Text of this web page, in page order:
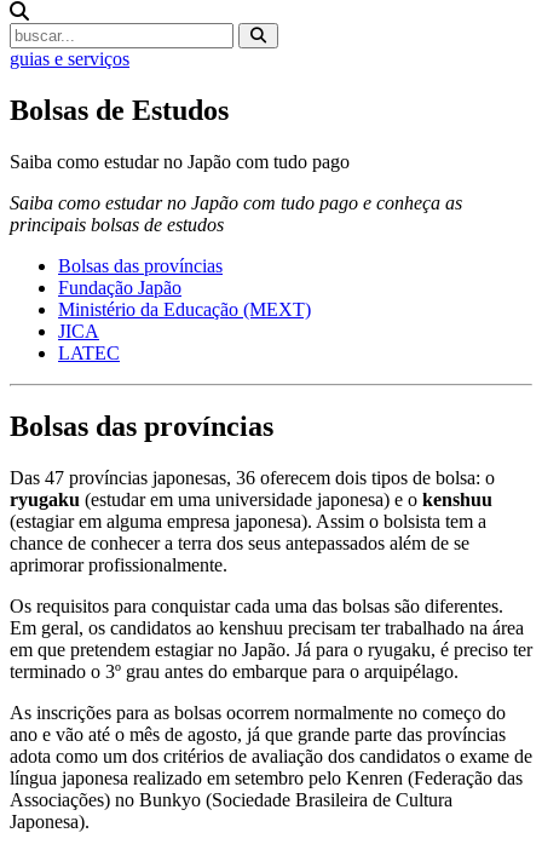
guias e serviços
Bolsas de Estudos
Saiba como estudar no Japão com tudo pago
Saiba como estudar no Japão com tudo pago e conheça as
principais bolsas de estudos
Bolsas das províncias
Fundação Japão
Ministério da Educação (MEXT)
JICA
LATEC
Bolsas das províncias
Das 47 províncias japonesas, 36 oferecem dois tipos de bolsa: o
ryugaku (estudar em uma universidade japonesa) e o kenshuu
(estagiar em alguma empresa japonesa). Assim o bolsista tem a
chance de conhecer a terra dos seus antepassados além de se
aprimorar profissionalmente.
Os requisitos para conquistar cada uma das bolsas são diferentes.
Em geral, os candidatos ao kenshuu precisam ter trabalhado na área
em que pretendem estagiar no Japão. Já para o ryugaku, é preciso ter
terminado o 3º grau antes do embarque para o arquipélago.
As inscrições para as bolsas ocorrem normalmente no começo do
ano e vão até o mês de agosto, já que grande parte das províncias
adota como um dos critérios de avaliação dos candidatos o exame de
língua japonesa realizado em setembro pelo Kenren (Federação das
Associações) no Bunkyo (Sociedade Brasileira de Cultura
Japonesa).